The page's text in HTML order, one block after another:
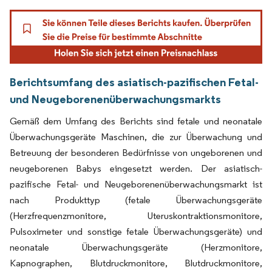
Berichtsumfang des asiatisch-pazifischen Fetal-
und Neugeborenenüberwachungsmarkts
Gemäß dem Umfang des Berichts sind fetale und neonatale
Überwachungsgeräte Maschinen, die zur Überwachung und
Betreuung der besonderen Bedürfnisse von ungeborenen und
neugeborenen Babys eingesetzt werden. Der asiatisch-
pazifische Fetal- und Neugeborenenüberwachungsmarkt ist
nach Produkttyp (fetale Überwachungsgeräte
(Herzfrequenzmonitore, Uteruskontraktionsmonitore,
Pulsoximeter und sonstige fetale Überwachungsgeräte) und
neonatale Überwachungsgeräte (Herzmonitore,
Kapnographen, Blutdruckmonitore, Blutdruckmonitore,